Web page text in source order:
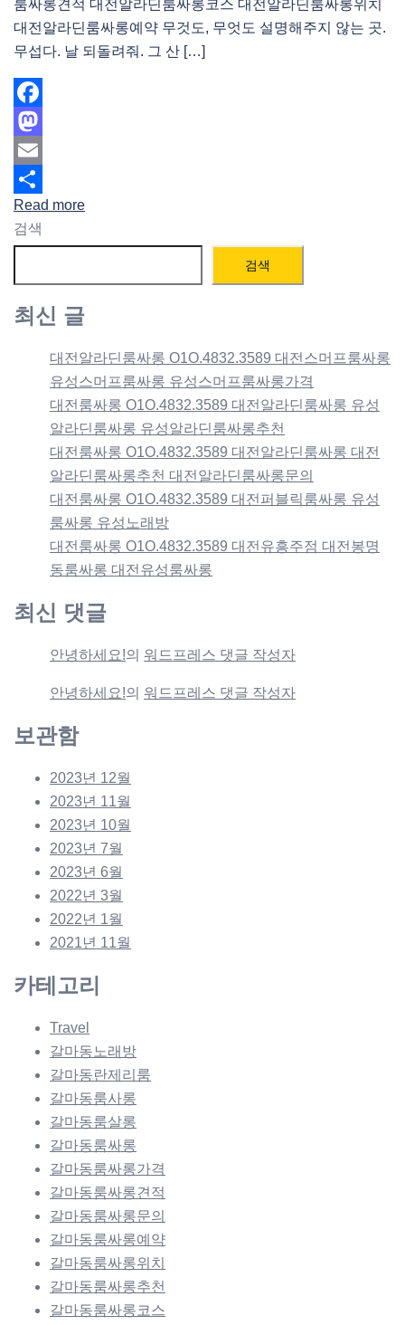
룸싸롱견적 대전알라딘룸싸롱코스 대전알라딘룸싸롱위치
대전알라딘룸싸롱예약 무것도, 무엇도 설명해주지 않는 곳.
무섭다. 날 되돌려줘. 그 산 […]
Facebook
Mastodon
Email
Share
Read more
검색
검색
최신 글
대전알라딘룸싸롱 O1O.4832.3589 대전스머프룸싸롱
유성스머프룸싸롱 유성스머프룸싸롱가격
대전룸싸롱 O1O.4832.3589 대전알라딘룸싸롱 유성
알라딘룸싸롱 유성알라딘룸싸롱추천
대전룸싸롱 O1O.4832.3589 대전알라딘룸싸롱 대전
알라딘룸싸롱추천 대전알라딘룸싸롱문의
대전룸싸롱 O1O.4832.3589 대전퍼블릭룸싸롱 유성
룸싸롱 유성노래방
대전룸싸롱 O1O.4832.3589 대전유흥주점 대전봉명
동룸싸롱 대전유성룸싸롱
최신 댓글
안녕하세요!의 워드프레스 댓글 작성자
안녕하세요!의 워드프레스 댓글 작성자
보관함
2023년 12월
2023년 11월
2023년 10월
2023년 7월
2023년 6월
2022년 3월
2022년 1월
2021년 11월
카테고리
Travel
갈마동노래방
갈마동란제리룸
갈마동룸사롱
갈마동룸살롱
갈마동룸싸롱
갈마동룸싸롱가격
갈마동룸싸롱견적
갈마동룸싸롱문의
갈마동룸싸롱예약
갈마동룸싸롱위치
갈마동룸싸롱추천
갈마동룸싸롱코스